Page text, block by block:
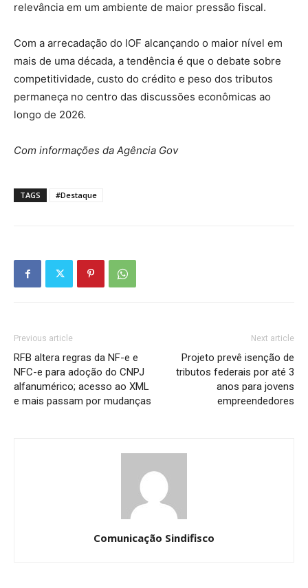
relevância em um ambiente de maior pressão fiscal.
Com a arrecadação do IOF alcançando o maior nível em
mais de uma década, a tendência é que o debate sobre
competitividade, custo do crédito e peso dos tributos
permaneça no centro das discussões econômicas ao
longo de 2026.
Com informações da Agência Gov
TAGS #Destaque
Previous article
RFB altera regras da NF-e e
NFC-e para adoção do CNPJ
alfanumérico; acesso ao XML
e mais passam por mudanças
Next article
Projeto prevê isenção de
tributos federais por até 3
anos para jovens
empreendedores
Comunicação Sindifisco